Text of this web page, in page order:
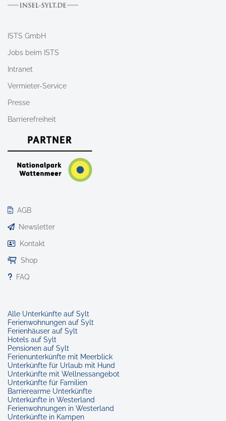
ISTS GmbH
Jobs beim ISTS
Intranet
Vermieter-Service
Presse
Barrierefreiheit
AGB
Newsletter
Kontakt
Shop
FAQ
Alle Unterkünfte auf Sylt
Ferienwohnungen auf Sylt
Ferienhäuser auf Sylt
Hotels auf Sylt
Pensionen auf Sylt
Ferienunterkünfte mit Meerblick
Unterkünfte für Urlaub mit Hund
Unterkünfte mit Wellnessangebot
Unterkünfte für Familien
Barrierearme Unterkünfte
Unterkünfte in Westerland
Ferienwohnungen in Westerland
Unterkünfte in Kampen